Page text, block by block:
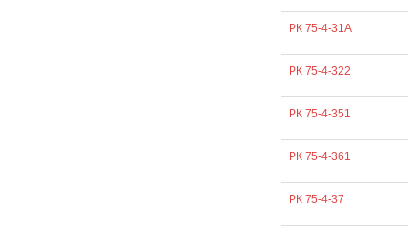
РК 75-4-31А
РК 75-4-322
РК 75-4-351
РК 75-4-361
РК 75-4-37